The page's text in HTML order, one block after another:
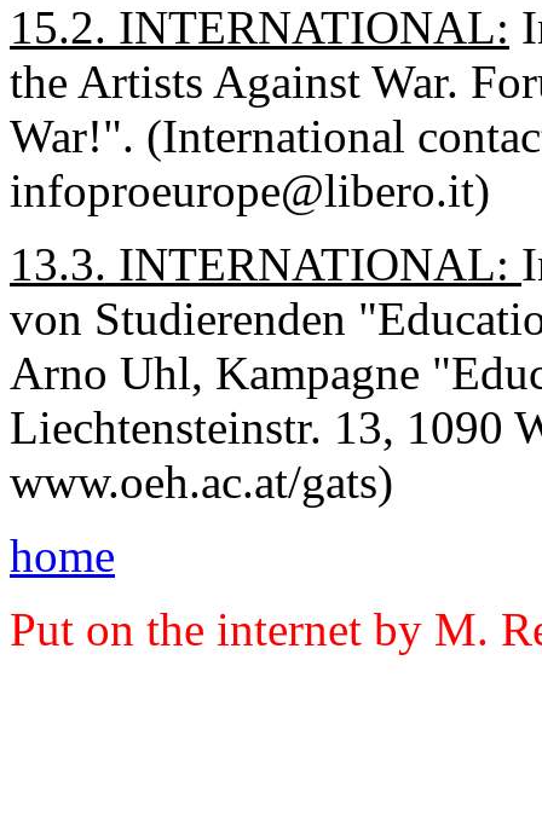
15.2. INTERNATIONAL:
the Artists Against War.
War!". (International
infoproeurope@libero.it)
13.3. INTERNATIONAL:
von Studierenden
Arno Uhl, Kampagne
Liechtensteinstr. 13, 1090
www.oeh.ac.at/gats)
home
Put on the internet by M.